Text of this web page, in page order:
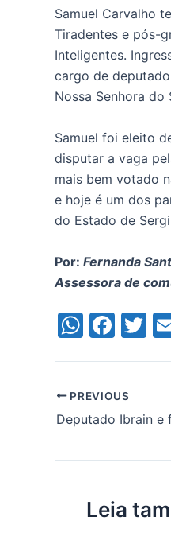
Samuel Carvalho
Tiradentes e pós-
Inteligentes.
cargo de
Nossa Senhora
Samuel foi eleito
disputar a vaga
mais bem votado
e hoje é um dos
do Estado de
Por: Fernanda
Assessora de
W
s
A
p
F
e
b
o
k
T
PREVIOUS
Leia